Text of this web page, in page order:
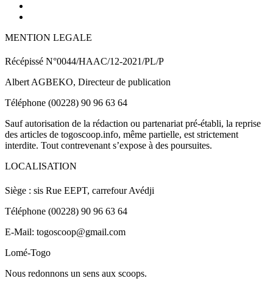
MENTION LEGALE
Récépissé N°0044/HAAC/12-2021/PL/P
Albert AGBEKO, Directeur de publication
Téléphone (00228) 90 96 63 64
Sauf autorisation de la rédaction ou partenariat pré-établi, la reprise
des articles de togoscoop.info, même partielle, est strictement
interdite. Tout contrevenant s’expose à des poursuites.
LOCALISATION
Siège : sis Rue EEPT, carrefour Avédji
Téléphone (00228) 90 96 63 64
E-Mail: togoscoop@gmail.com
Lomé-Togo
Nous redonnons un sens aux scoops.